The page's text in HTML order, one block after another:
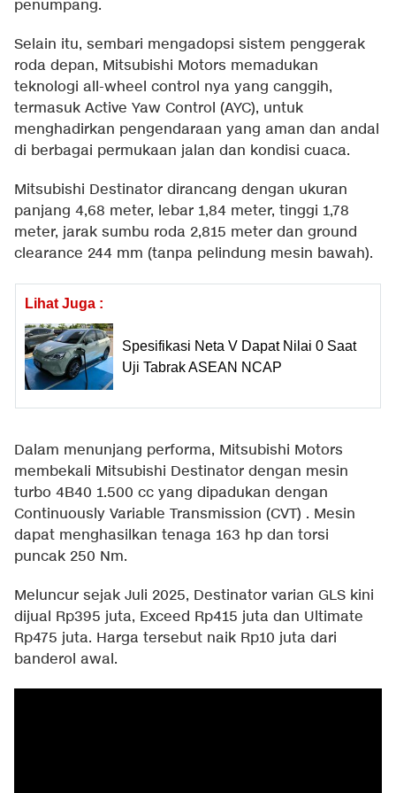
penumpang.
Selain itu, sembari mengadopsi sistem penggerak
roda depan, Mitsubishi Motors memadukan
teknologi all-wheel control nya yang canggih,
termasuk Active Yaw Control (AYC), untuk
menghadirkan pengendaraan yang aman dan andal
di berbagai permukaan jalan dan kondisi cuaca.
Mitsubishi Destinator dirancang dengan ukuran
panjang 4,68 meter, lebar 1,84 meter, tinggi 1,78
meter, jarak sumbu roda 2,815 meter dan ground
clearance 244 mm (tanpa pelindung mesin bawah).
Lihat Juga :
Spesifikasi Neta V Dapat Nilai 0 Saat
Uji Tabrak ASEAN NCAP
Dalam menunjang performa, Mitsubishi Motors
membekali Mitsubishi Destinator dengan mesin
turbo 4B40 1.500 cc yang dipadukan dengan
Continuously Variable Transmission (CVT) . Mesin
dapat menghasilkan tenaga 163 hp dan torsi
puncak 250 Nm.
Meluncur sejak Juli 2025, Destinator varian GLS kini
dijual Rp395 juta, Exceed Rp415 juta dan Ultimate
Rp475 juta. Harga tersebut naik Rp10 juta dari
banderol awal.